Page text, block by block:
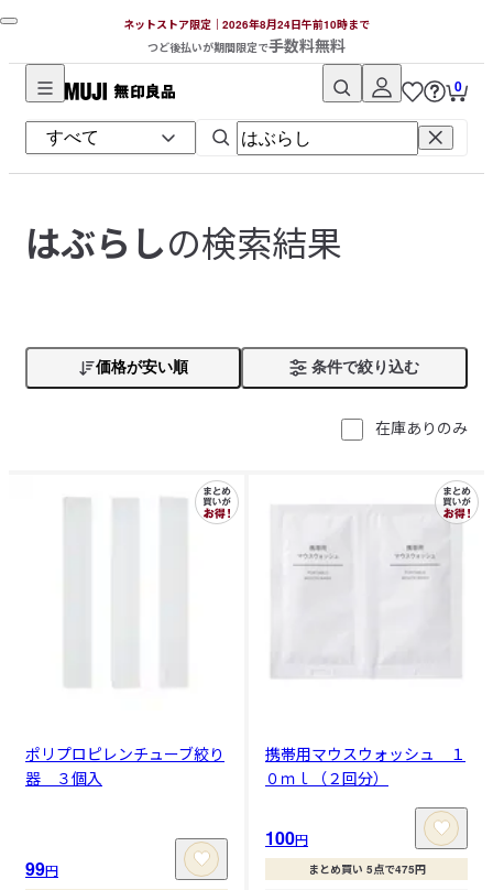
ネットストア限定｜2026年8月24日午前10時まで
つど後払いが期間限定で手数料無料
無
印
良
ネ
ッ
0
はぶらしの検索結果
価格が安い順 条件で絞り込む
在庫ありのみ
ポリプロピレンチューブ絞り
器 ３個入
99円
携帯用マウスウォッシュ １
０ｍｌ（２回分）
100円
まとめ買い 5点で475円